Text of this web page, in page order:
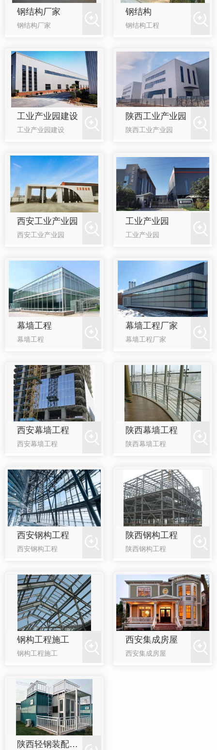
钢结构厂家
钢结构厂家
钢结构
钢结构工程
工业产业园建设
工业产业园建设
陕西工业产业园
陕西工业产业园
西安工业产业园
西安工业产业园
工业产业园
工业产业园
幕墙工程
幕墙工程
幕墙工程厂家
幕墙工程厂家
西安幕墙工程
西安幕墙工程
陕西幕墙工程
陕西幕墙工程
西安钢构工程
西安钢构工程
陕西钢构工程
陕西钢构工程
钢构工程施工
钢构工程施工
西安集成房屋
西安集成房屋
陕西轻钢装配式房屋